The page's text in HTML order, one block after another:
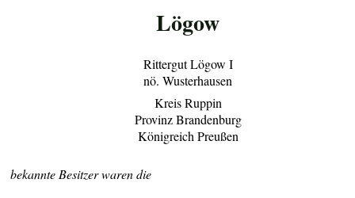
Lögow
Rittergut Lögow I
nö. Wusterhausen
Kreis Ruppin
Provinz Brandenburg
Königreich Preußen
bekannte Besitzer waren die